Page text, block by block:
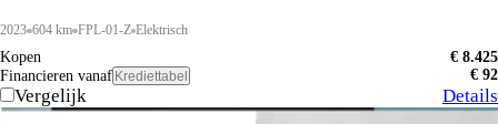
2023 604 km FPL-01-Z Elektrisch
Kopen
€ 8.425
Financieren vanaf Krediettabel € 92
Vergelijk Details